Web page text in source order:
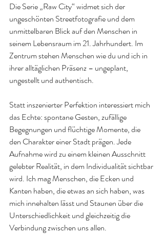
Die Serie „Raw City“ widmet sich der
ungeschönten Streetfotografie und dem
unmittelbaren Blick auf den Menschen in
seinem Lebensraum im 21. Jahrhundert. Im
Zentrum stehen Menschen wie du und ich in
ihrer alltäglichen Präsenz – ungeplant,
ungestellt und authentisch.
Statt inszenierter Perfektion interessiert mich
das Echte: spontane Gesten, zufällige
Begegnungen und flüchtige Momente, die
den Charakter einer Stadt prägen. Jede
Aufnahme wird zu einem kleinen Ausschnitt
gelebter Realität, in dem Individualität sichtbar
wird. Ich mag Menschen, die Ecken und
Kanten haben, die etwas an sich haben, was
mich innehalten lässt und Staunen über die
Unterschiedlichkeit und gleichzeitig die
Verbindung zwischen uns allen.